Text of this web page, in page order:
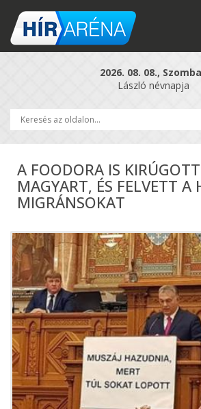
2026. 08. 08.,
László névnapja
A FOODORA IS
MAGYART, ÉS FELVETT A
MIGRÁNSOKAT